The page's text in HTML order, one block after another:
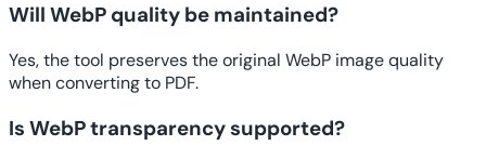
Will WebP quality be maintained?
Yes, the tool preserves the original WebP image quality
when converting to PDF.
Is WebP transparency supported?